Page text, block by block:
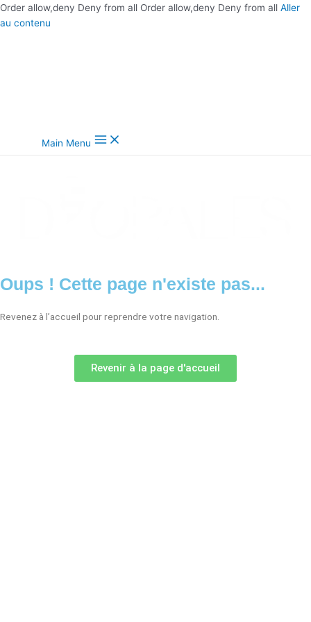
Order allow,deny Deny from all Order allow,deny Deny from all Aller
au contenu
Main Menu
Oups ! Cette page n'existe pas...
Revenez à l’accueil pour reprendre votre navigation.
Revenir à la page d'accueil